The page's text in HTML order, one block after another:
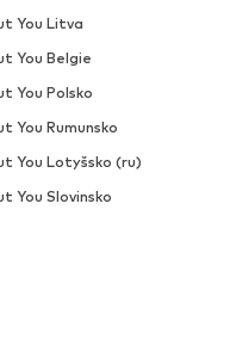
You Litva
You Belgie
You Polsko
You Rumunsko
You Lotyšsko (ru)
You Slovinsko